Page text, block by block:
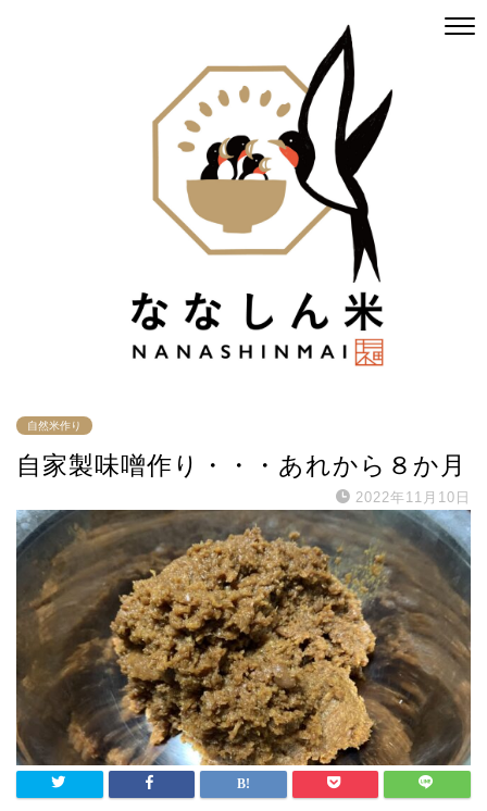
自然米作り
自家製味噌作り・・・あれから８か月
2022年11月10日